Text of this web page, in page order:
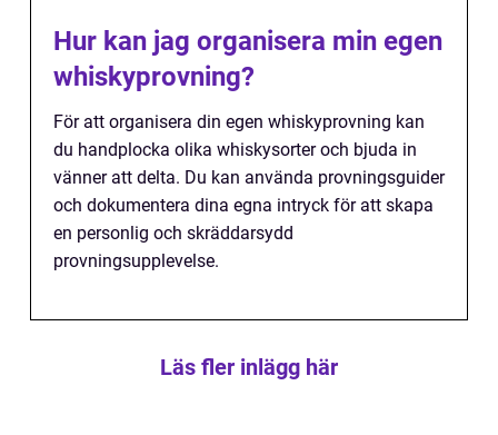
Hur kan jag organisera min egen
whiskyprovning?
För att organisera din egen whiskyprovning kan
du handplocka olika whiskysorter och bjuda in
vänner att delta. Du kan använda provningsguider
och dokumentera dina egna intryck för att skapa
en personlig och skräddarsydd
provningsupplevelse.
Läs fler inlägg här